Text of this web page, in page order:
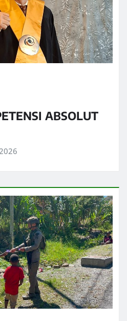
ABSOLUT